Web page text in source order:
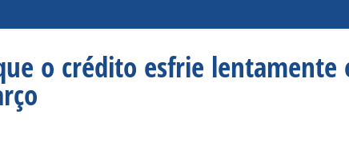
o crédito esfrie lentamente